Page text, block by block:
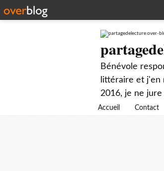
Bénévole
littéraire et j'en
2016, je ne
Accueil Contact